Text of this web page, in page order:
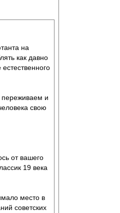
на
как давно
переживаем и
свою
от вашего
19 века
место в
советских